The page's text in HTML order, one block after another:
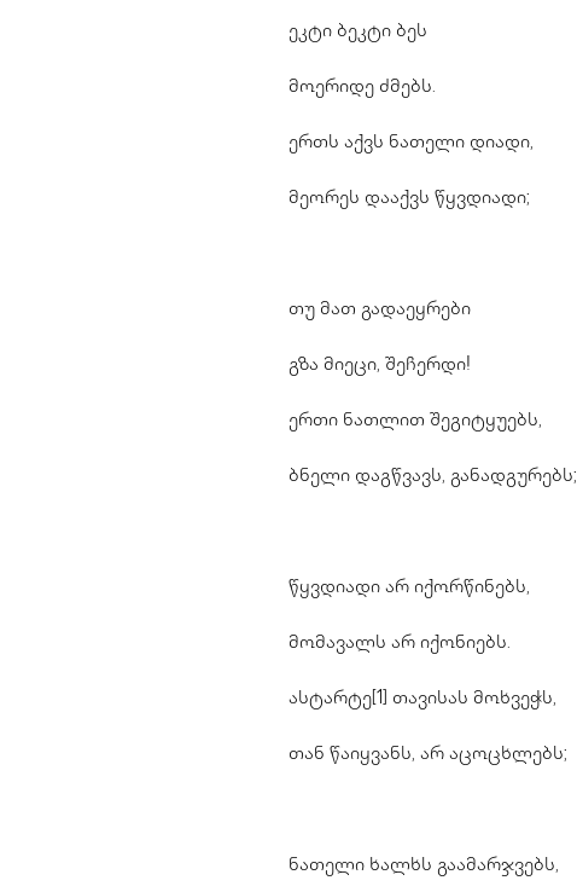
ეკტი ბეკტი ბეს
მოერიდე ძმებს.
ერთს აქვს ნათელი დიადი,
მეორეს დააქვს წყვდიადი;
თუ მათ გადაეყრები
გზა მიეცი, შეჩერდი!
ერთი ნათლით შეგიტყუებს,
ბნელი დაგწვავს, განადგურებს;
წყვდიადი არ იქორწინებს,
მომავალს არ იქონიებს.
ასტარტე[1] თავისას მოხვეჭს,
თან წაიყვანს, არ აცოცხლებს;
ნათელი ხალხს გაამარჯვებს,